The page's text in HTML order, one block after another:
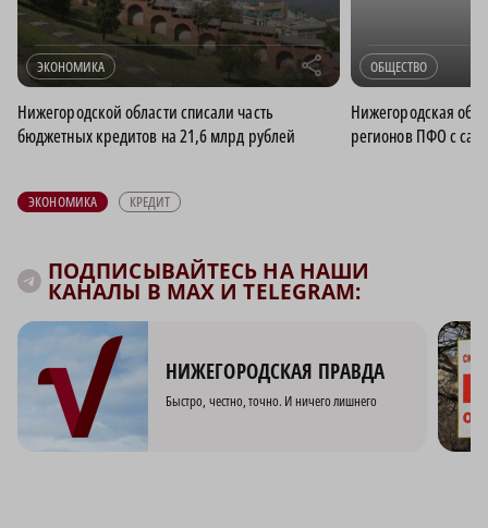
ЭКОНОМИКА r
Нижегородской области списали часть
бюджетных кредитов на 21,6 млрд рублей
ОБЩЕСТВО
Нижегородская
регионов ПФО с
ЭКОНОМИКА КРЕДИТ
ПОДПИСЫВАЙТЕСЬ НА НАШИ
КАНАЛЫ В MAX И TELEGRAM:
НИЖЕГОРОДСКАЯ ПРАВДА
Быстро, честно, точно. И ничего лишнего